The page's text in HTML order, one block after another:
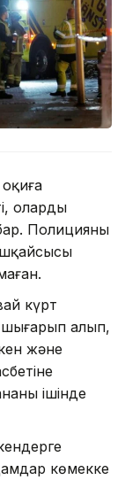
оқиға
олардың
Полицияның
күрт
шығарып алып,
және
ішінде
көмекке